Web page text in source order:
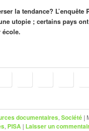
la tendance? L’enquête
utopie ; certains pays
école.
documentaires,Société |
, PISA | Laisser un